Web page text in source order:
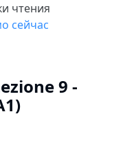
чтения
сейчас
9 -